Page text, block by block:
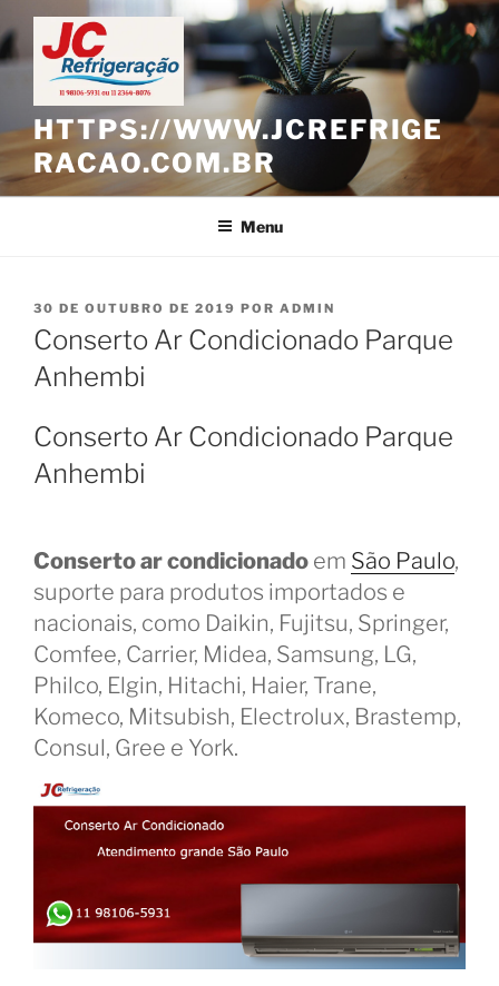
Pular
para
o
conteúdo
HTTPS://WWW.JCREFRIGE
RACAO.COM.BR
Menu
PUBLICADO
EM
30 DE OUTUBRO DE 2019 POR ADMIN
Conserto Ar Condicionado Parque
Anhembi
Conserto Ar Condicionado Parque
Anhembi
Conserto ar condicionado em São Paulo,
suporte para produtos importados e
nacionais, como Daikin, Fujitsu, Springer,
Comfee, Carrier, Midea, Samsung, LG,
Philco, Elgin, Hitachi, Haier, Trane,
Komeco, Mitsubish, Electrolux, Brastemp,
Consul, Gree e York.